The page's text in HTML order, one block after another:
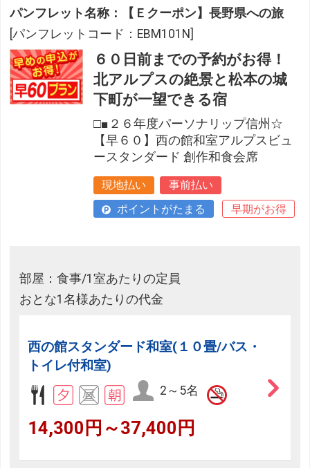
パンフレット名称：【Ｅクーポン】長野県への旅
[パンフレットコード：EBM101N]
６０日前までの予約がお得！
北アルプスの絶景と松本の城
下町が一望できる宿
□■２６年度パーソナリップ信州☆
【早６０】西の館和室アルプスビュ
ースタンダード 創作和食会席
現地払い
事前払い
ポイントがたまる
早期がお得
部屋：食事/1室あたりの定員
おとな1名様あたりの代金
西の館スタンダード和室(１０畳/バス・
トイレ付和室)
2～5名
14,300円～37,400円